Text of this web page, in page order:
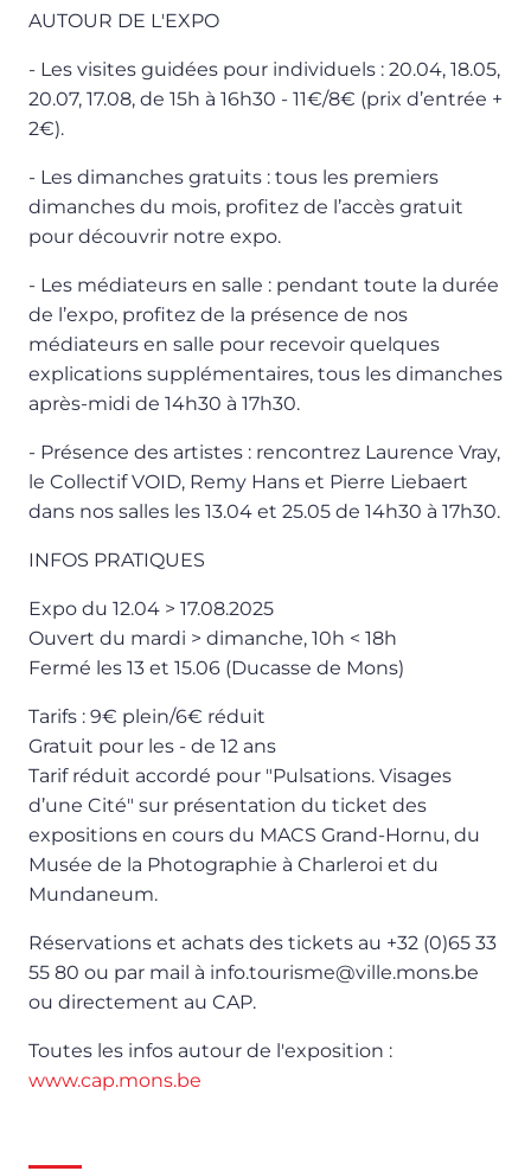
AUTOUR DE L'EXPO
- Les visites guidées pour individuels : 20.04, 18.05,
20.07, 17.08, de 15h à 16h30 - 11€/8€ (prix d’entrée +
2€).
- Les dimanches gratuits : tous les premiers
dimanches du mois, profitez de l’accès gratuit
pour découvrir notre expo.
- Les médiateurs en salle : pendant toute la durée
de l’expo, profitez de la présence de nos
médiateurs en salle pour recevoir quelques
explications supplémentaires, tous les dimanches
après-midi de 14h30 à 17h30.
- Présence des artistes : rencontrez Laurence Vray,
le Collectif VOID, Remy Hans et Pierre Liebaert
dans nos salles les 13.04 et 25.05 de 14h30 à 17h30.
INFOS PRATIQUES
Expo du 12.04 > 17.08.2025
Ouvert du mardi > dimanche, 10h < 18h
Fermé les 13 et 15.06 (Ducasse de Mons)
Tarifs : 9€ plein/6€ réduit
Gratuit pour les - de 12 ans
Tarif réduit accordé pour "Pulsations. Visages
d’une Cité" sur présentation du ticket des
expositions en cours du MACS Grand-Hornu, du
Musée de la Photographie à Charleroi et du
Mundaneum.
Réservations et achats des tickets au +32 (0)65 33
55 80 ou par mail à info.tourisme@ville.mons.be
ou directement au CAP.
Toutes les infos autour de l'exposition :
www.cap.mons.be